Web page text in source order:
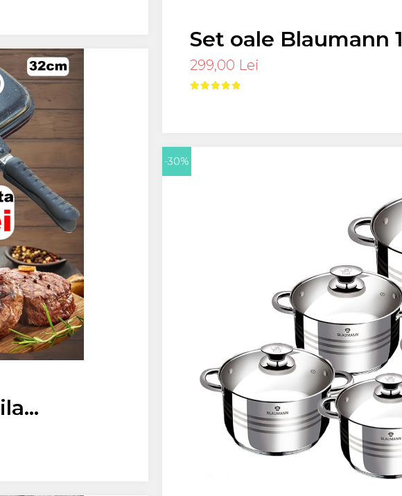
Set oale Blaumann 12 piese inox,
fund 5 straturi,
termorezistenta
299,00 Lei
32
-30%